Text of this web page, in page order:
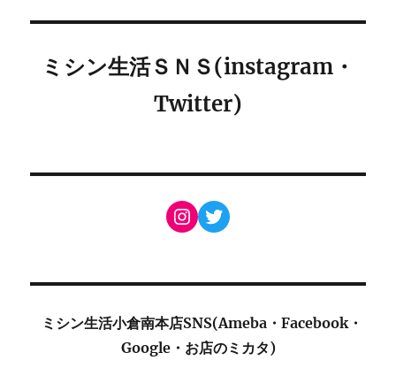
ミシン生活ＳＮＳ(instagram・
Twitter)
Instagram
Twitter
ミシン生活小倉南本店SNS(Ameba・Facebook・
Google・お店のミカタ)